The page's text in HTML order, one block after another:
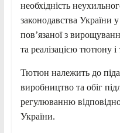
необхідність
законодавства України у
пов’язаної з
та реалізацією тютюну
Тютюн належить до
виробництво та обіг
регулюванню
України.